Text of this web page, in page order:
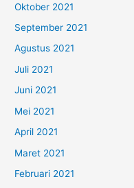
Oktober 2021
September 2021
Agustus 2021
Juli 2021
Juni 2021
Mei 2021
April 2021
Maret 2021
Februari 2021